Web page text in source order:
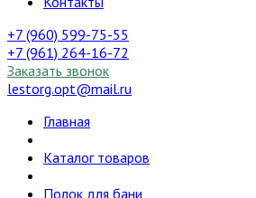
+7 (960) 599-75-55
+7 (961) 264-16-72
Заказать звонок
lestorg.opt@mail.ru
Главная
Каталог товаров
Полок для бани